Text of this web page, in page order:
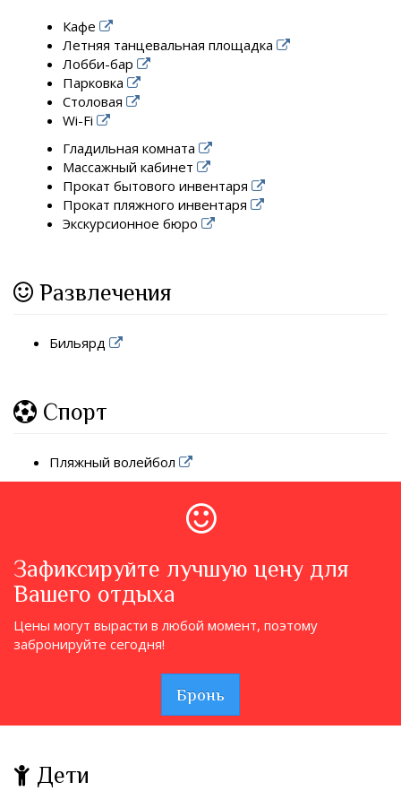
Кафе
Летняя танцевальная площадка
Лобби-бар
Парковка
Столовая
Wi-Fi
Гладильная комната
Массажный кабинет
Прокат бытового инвентаря
Прокат пляжного инвентаря
Экскурсионное бюро
Развлечения
Бильярд
Спорт
Пляжный волейбол
Зафиксируйте лучшую цену для
Вашего отдыха
Цены могут вырасти в любой момент, поэтому
забронируйте сегодня!
Бронь
Дети